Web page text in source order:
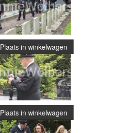
Plaats in winkelwagen
Plaats in winkelwagen